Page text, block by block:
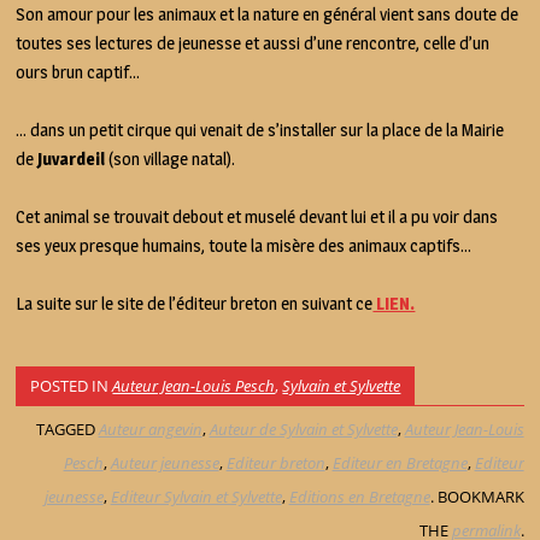
Son amour pour les animaux et la nature en général vient sans doute de
toutes ses lectures de jeunesse et aussi d’une rencontre, celle d’un
ours brun captif…
… dans un petit cirque qui venait de s’installer sur la place de la Mairie
de Juvardeil(son village natal).
Cet animal se trouvait debout et muselé devant lui et il a pu voir dans
ses yeux presque humains, toute la misère des animaux captifs…
La suite sur le site de l’éditeur breton en suivant ce LIEN.
POSTED INAuteur Jean-Louis Pesch,Sylvain et Sylvette
TAGGEDAuteur angevin,Auteur de Sylvain et Sylvette,Auteur Jean-Louis
Pesch,Auteur jeunesse, Editeur breton, Editeur en Bretagne, Editeur
jeunesse, Editeur Sylvain et Sylvette, Editions en Bretagne. BOOKMARK
THE permalink.